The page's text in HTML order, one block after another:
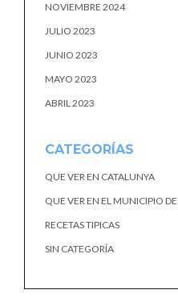
NOVIEMBRE 2024
JULIO 2023
JUNIO 2023
MAYO 2023
ABRIL 2023
CATEGORÍAS
QUE VER EN CATALUNYA
QUE VER EN EL MUNICIPIO DE
RECETAS TIPICAS
SIN CATEGORÍA